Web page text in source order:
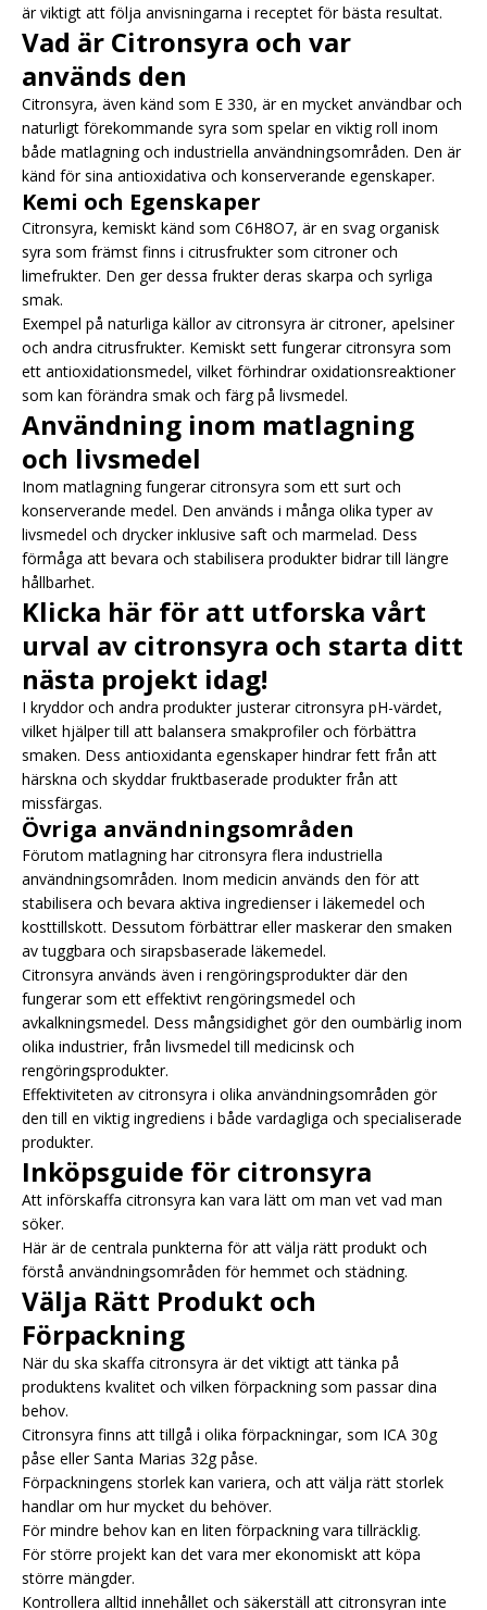
är viktigt att följa anvisningarna i receptet för bästa resultat.
Vad är Citronsyra och var
används den
Citronsyra, även känd som E 330, är en mycket användbar och
naturligt förekommande syra som spelar en viktig roll inom
både matlagning och industriella användningsområden. Den är
känd för sina antioxidativa och konserverande egenskaper.
Kemi och Egenskaper
Citronsyra, kemiskt känd som C6H8O7, är en svag organisk
syra som främst finns i citrusfrukter som citroner och
limefrukter. Den ger dessa frukter deras skarpa och syrliga
smak.
Exempel på naturliga källor av citronsyra är citroner, apelsiner
och andra citrusfrukter. Kemiskt sett fungerar citronsyra som
ett antioxidationsmedel, vilket förhindrar oxidationsreaktioner
som kan förändra smak och färg på livsmedel.
Användning inom matlagning
och livsmedel
Inom matlagning fungerar citronsyra som ett surt och
konserverande medel. Den används i många olika typer av
livsmedel och drycker inklusive saft och marmelad. Dess
förmåga att bevara och stabilisera produkter bidrar till längre
hållbarhet.
Klicka här för att utforska vårt
urval av citronsyra och starta ditt
nästa projekt idag!
I kryddor och andra produkter justerar citronsyra pH-värdet,
vilket hjälper till att balansera smakprofiler och förbättra
smaken. Dess antioxidanta egenskaper hindrar fett från att
härskna och skyddar fruktbaserade produkter från att
missfärgas.
Övriga användningsområden
Förutom matlagning har citronsyra flera industriella
användningsområden. Inom medicin används den för att
stabilisera och bevara aktiva ingredienser i läkemedel och
kosttillskott. Dessutom förbättrar eller maskerar den smaken
av tuggbara och sirapsbaserade läkemedel.
Citronsyra används även i rengöringsprodukter där den
fungerar som ett effektivt rengöringsmedel och
avkalkningsmedel. Dess mångsidighet gör den oumbärlig inom
olika industrier, från livsmedel till medicinsk och
rengöringsprodukter.
Effektiviteten av citronsyra i olika användningsområden gör
den till en viktig ingrediens i både vardagliga och specialiserade
produkter.
Inköpsguide för citronsyra
Att införskaffa citronsyra kan vara lätt om man vet vad man
söker.
Här är de centrala punkterna för att välja rätt produkt och
förstå användningsområden för hemmet och städning.
Välja Rätt Produkt och
Förpackning
När du ska skaffa citronsyra är det viktigt att tänka på
produktens kvalitet och vilken förpackning som passar dina
behov.
Citronsyra finns att tillgå i olika förpackningar, som ICA 30g
påse ellerSanta Marias 32g påse.
Förpackningens storlek kan variera, och att välja rätt storlek
handlar om hur mycket du behöver.
För mindre behov kan en liten förpackning vara tillräcklig.
För större projekt kan det vara mer ekonomiskt att köpa
större mängder.
Kontrollera alltid innehållet och säkerställ att citronsyran inte